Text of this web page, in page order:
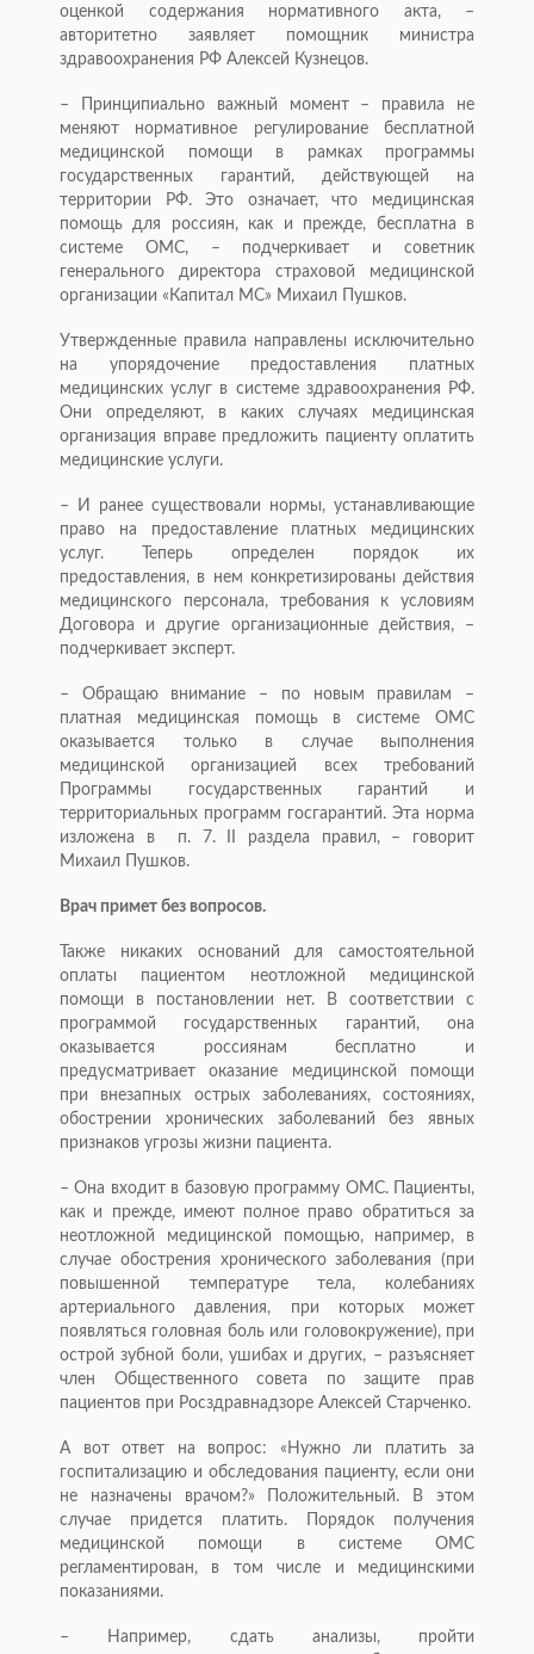
оценкой содержания нормативного акта, –
авторитетно заявляет помощник министра
здравоохранения РФ Алексей Кузнецов.
– Принципиально важный момент – правила не
меняют нормативное регулирование бесплатной
медицинской помощи в рамках программы
государственных гарантий, действующей на
территории РФ. Это означает, что медицинская
помощь для россиян, как и прежде, бесплатна в
системе ОМС, – подчеркивает и советник
генерального директора страховой медицинской
организации «Капитал МС» Михаил Пушков.
Утвержденные правила направлены исключительно
на упорядочение предоставления платных
медицинских услуг в системе здравоохранения РФ.
Они определяют, в каких случаях медицинская
организация вправе предложить пациенту оплатить
медицинские услуги.
– И ранее существовали нормы, устанавливающие
право на предоставление платных медицинских
услуг. Теперь определен порядок их
предоставления, в нем конкретизированы действия
медицинского персонала, требования к условиям
Договора и другие организационные действия, –
подчеркивает эксперт.
– Обращаю внимание – по новым правилам –
платная медицинская помощь в системе ОМС
оказывается только в случае выполнения
медицинской организацией всех требований
Программы государственных гарантий и
территориальных программ госгарантий. Эта норма
изложена в п. 7. II раздела правил, – говорит
Михаил Пушков.
Врач примет без вопросов.
Также никаких оснований для самостоятельной
оплаты пациентом неотложной медицинской
помощи в постановлении нет. В соответствии с
программой государственных гарантий, она
оказывается россиянам бесплатно и
предусматривает оказание медицинской помощи
при внезапных острых заболеваниях, состояниях,
обострении хронических заболеваний без явных
признаков угрозы жизни пациента.
– Она входит в базовую программу ОМС. Пациенты,
как и прежде, имеют полное право обратиться за
неотложной медицинской помощью, например, в
случае обострения хронического заболевания (при
повышенной температуре тела, колебаниях
артериального давления, при которых может
появляться головная боль или головокружение), при
острой зубной боли, ушибах и других, – разъясняет
член Общественного совета по защите прав
пациентов при Росздравнадзоре Алексей Старченко.
А вот ответ на вопрос: «Нужно ли платить за
госпитализацию и обследования пациенту, если они
не назначены врачом?» Положительный. В этом
случае придется платить. Порядок получения
медицинской помощи в системе ОМС
регламентирован, в том числе и медицинскими
показаниями.
– Например, сдать анализы, пройти